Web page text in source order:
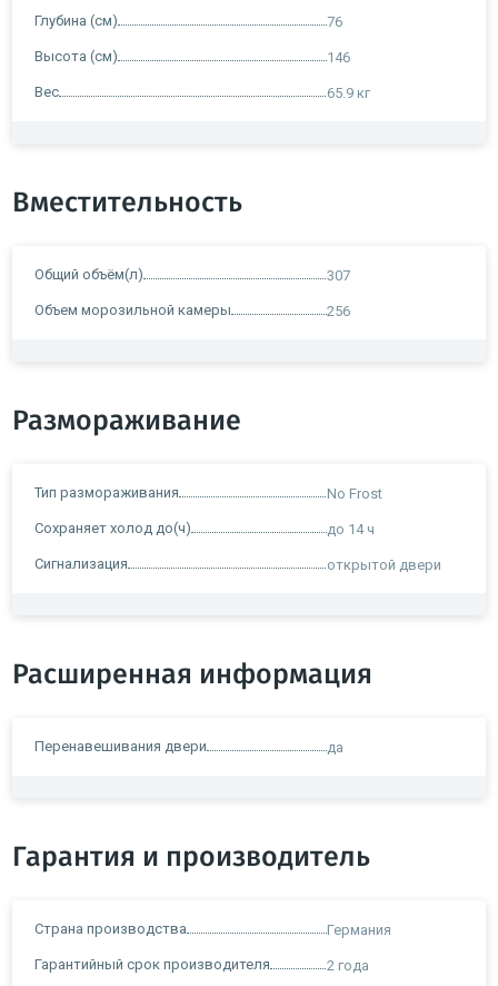
Глубина (см) 76
Высота (см) 146
Вес 65.9 кг
Вместительность
Общий объём(л) 307
Объем морозильной камеры 256
Размораживание
Тип размораживания No Frost
Сохраняет холод до(ч) до 14 ч
Сигнализация открытой двери
Расширенная информация
Перенавешивания двери да
Гарантия и производитель
Страна производства Германия
Гарантийный срок производителя 2 года